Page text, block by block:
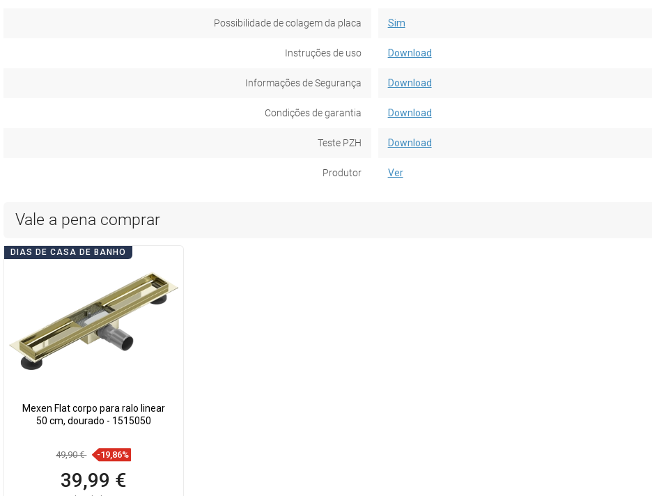
Possibilidade de colagem da placa Sim
Instruções de uso Download
Informações de Segurança Download
Condições de garantia Download
Teste PZH Download
Produtor Ver
Vale a pena comprar
DIAS DE CASA DE BANHO
Mexen Flat corpo para ralo linear
50 cm, dourado - 1515050
49,90 € -19,86%
39,99 €